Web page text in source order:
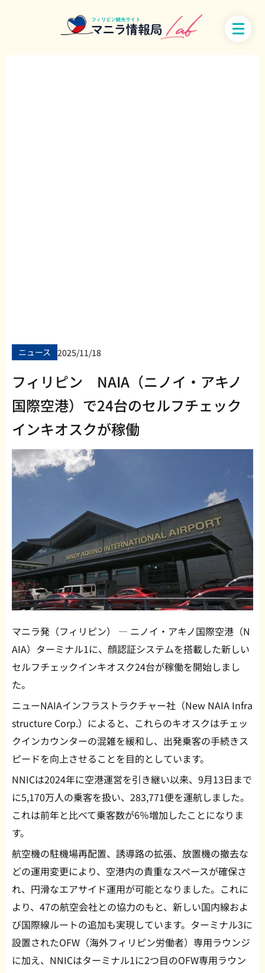
ニュース 2025/11/18
フィリピン NAIA（ニノイ・アキノ
国際空港）で24台のセルフチェック
インキオスクが稼働
マニラ発（フィリピン） — ニノイ・アキノ国際空港（N
AIA）ターミナル1に、顔認証システムを搭載した新しい
セルフチェックインキオスク24台が稼働を開始しまし
た。
ニューNAIAインフラストラクチャー社（New NAIA Infra
structure Corp.）によると、これらのキオスクはチェッ
クインカウンターの混雑を緩和し、出発乗客の手続きス
ピードを向上させることを目的としています。
NNICは2024年に空港運営を引き継い以来、9月13日まで
に5,170万人の乗客を扱い、283,771便を運航しました。
これは前年と比べて乗客数が6％増加したことになりま
す。
航空機の駐機場再配置、誘導路の拡張、放置機の撤去な
どの運用変更により、空港内の貴重なスペースが確保さ
れ、円滑なエアサイド運用が可能となりました。これに
より、47の航空会社との協力のもと、新しい国内線およ
び国際線ルートの追加も実現しています。ターミナル3に
設置されたOFW（海外フィリピン労働者）専用ラウンジ
に加え、NNICはターミナル1に2つ目のOFW専用ラウン